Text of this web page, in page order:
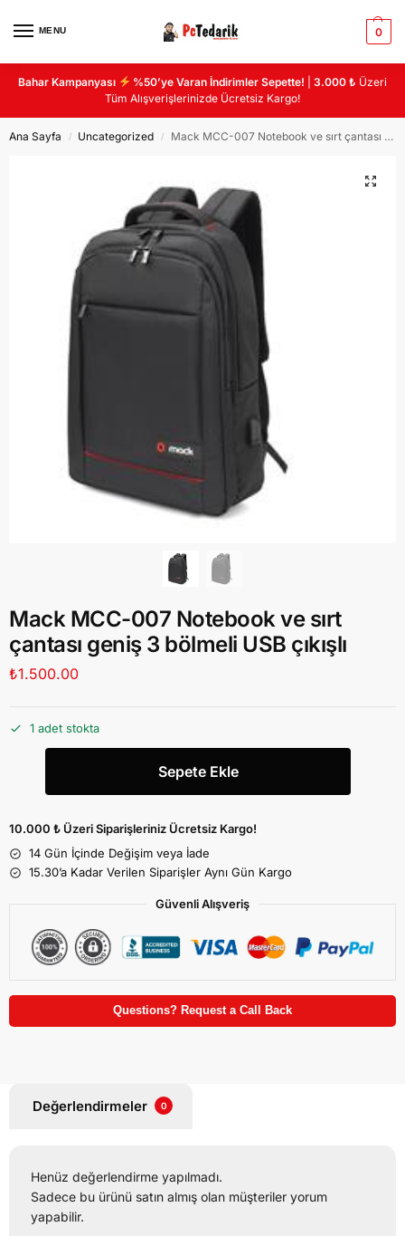
MENU 0
Bahar Kampanyası %50’ye Varan İndirimler Sepette! |3.000 ₺ Üzeri
Tüm Alışverişlerinizde Ücretsiz Kargo!
Ana Sayfa / Uncategorized / Mack MCC-007 Notebook ve sırt çantası geniş 3 bölmeli USB çıkışlı
Mack MCC-007 Notebook ve sırt
çantası geniş 3 bölmeli USB çıkışlı
₺1.500.00
1 adet stokta
Sepete Ekle
10.000 ₺ Üzeri Siparişleriniz Ücretsiz Kargo!
14 Gün İçinde Değişim veya İade
15.30’a Kadar Verilen Siparişler Aynı Gün Kargo
Güvenli Alışveriş
Questions? Request a Call Back
Değerlendirmeler 0
Henüz değerlendirme yapılmadı.
Sadece bu ürünü satın almış olan müşteriler yorum
yapabilir.